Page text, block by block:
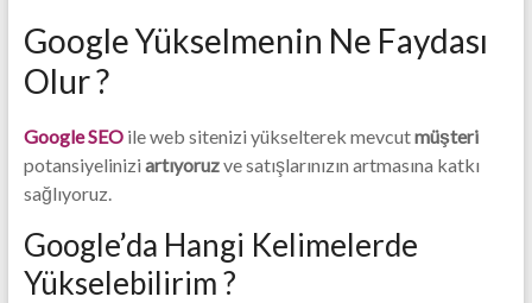
Google Yükselmenin Ne Faydası
Olur ?
Google SEO ile web sitenizi yükselterek mevcutmüşteri
potansiyelinizi artıyoruzve satışlarınızın artmasına katkı
sağlıyoruz.
Google’da Hangi Kelimelerde
Yükselebilirim ?